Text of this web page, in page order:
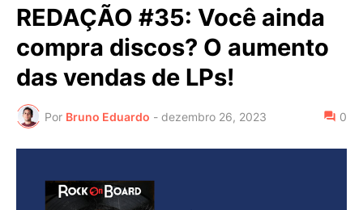
REDAÇÃO #35: Você ainda
compra discos? O aumento
das vendas de LPs!
Por Bruno Eduardo - dezembro 26, 2023 0